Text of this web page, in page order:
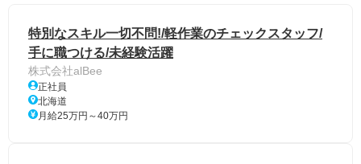
特別なスキル一切不問!/軽作業のチェックスタッフ/
手に職つける/未経験活躍
株式会社alBee
正社員
北海道
月給25万円～40万円